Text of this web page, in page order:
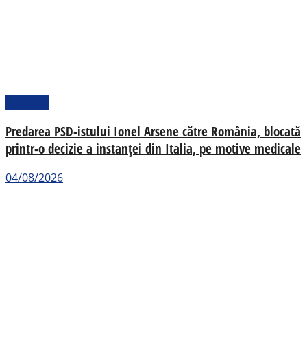
Predarea PSD-istului Ionel Arsene către România, blocată
printr-o decizie a instanței din Italia, pe motive medicale
04/08/2026